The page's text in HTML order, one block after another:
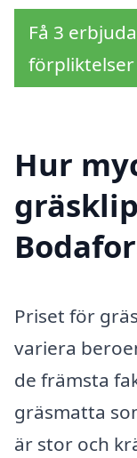
Få 3
förpliktelser
Hur
Priset för
variera
de främsta
gräsmatta
är stor och